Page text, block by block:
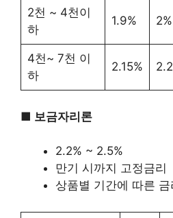
2천 ~ 4천이
하
1.9% 2%
4천~ 7천 이
하
2.15%
■ 보금자리론
2.2% ~ 2.5%
만기 시까지 고정금리
상품별 기간에 따른